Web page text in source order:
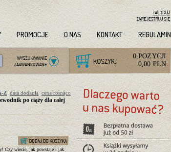
PROMOCJE O NAS KONTAKT REGULAMIN
0 POZYCJI
0,00 PLN
Z data dodania cena rosnąco
po ciąży dla całej
Czy wiecie, jak powstaje i jak